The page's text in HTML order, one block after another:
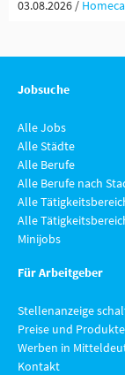
03.08.2026 /
Jobsuche
Alle Jobs
Alle Städte
Alle Berufe
Alle Berufe nach
Alle
Alle
Minijobs
Für Arbeitgeber
Stellenanzeige
Preise und Produkte
Werben in
Kontakt